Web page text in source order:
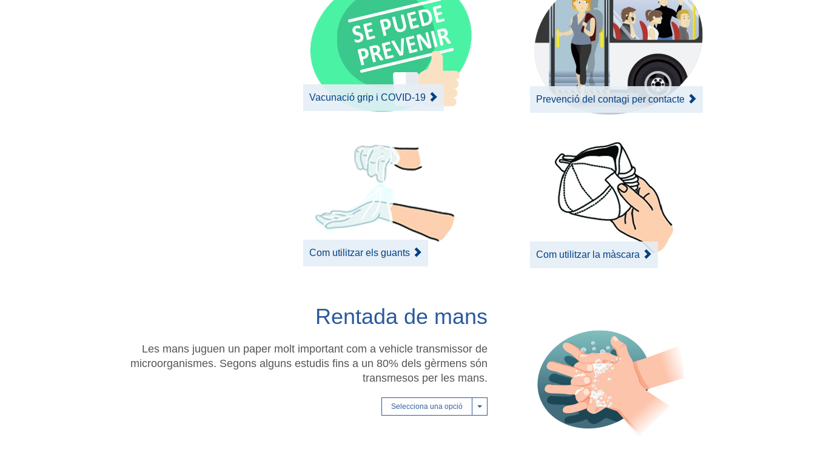
Vacunació grip i COVID-19
Com utilitzar els guants
Prevenció del contagi per contacte
Com utilitzar la màscara
Rentada de mans
Les mans juguen un paper molt important com a vehicle transmissor de
microorganismes. Segons alguns estudis fins a un 80% dels gèrmens són
transmesos per les mans.
Selecciona una opció
Toggle